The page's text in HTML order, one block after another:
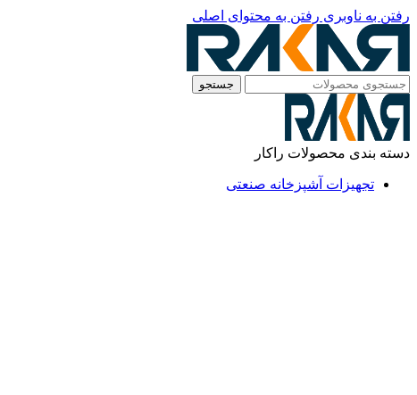
رفتن به ناوبری رفتن به محتوای اصلی
جستجو
دسته بندی محصولات راکار
تجهیزات آشپزخانه صنعتی